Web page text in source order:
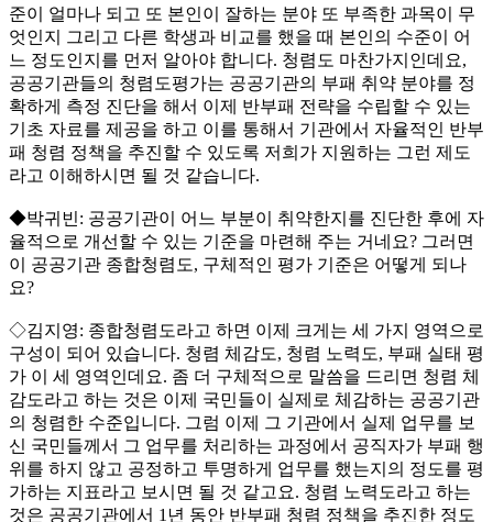
준이 얼마나 되고 또 본인이 잘하는 분야 또 부족한 과목이 무
엇인지 그리고 다른 학생과 비교를 했을 때 본인의 수준이 어
느 정도인지를 먼저 알아야 합니다. 청렴도 마찬가지인데요,
공공기관들의 청렴도평가는 공공기관의 부패 취약 분야를 정
확하게 측정 진단을 해서 이제 반부패 전략을 수립할 수 있는
기초 자료를 제공을 하고 이를 통해서 기관에서 자율적인 반부
패 청렴 정책을 추진할 수 있도록 저희가 지원하는 그런 제도
라고 이해하시면 될 것 같습니다.
◆박귀빈: 공공기관이 어느 부분이 취약한지를 진단한 후에 자
율적으로 개선할 수 있는 기준을 마련해 주는 거네요? 그러면
이 공공기관 종합청렴도, 구체적인 평가 기준은 어떻게 되나
요?
◇김지영: 종합청렴도라고 하면 이제 크게는 세 가지 영역으로
구성이 되어 있습니다. 청렴 체감도, 청렴 노력도, 부패 실태 평
가 이 세 영역인데요. 좀 더 구체적으로 말씀을 드리면 청렴 체
감도라고 하는 것은 이제 국민들이 실제로 체감하는 공공기관
의 청렴한 수준입니다. 그럼 이제 그 기관에서 실제 업무를 보
신 국민들께서 그 업무를 처리하는 과정에서 공직자가 부패 행
위를 하지 않고 공정하고 투명하게 업무를 했는지의 정도를 평
가하는 지표라고 보시면 될 것 같고요. 청렴 노력도라고 하는
것은 공공기관에서 1년 동안 반부패 청렴 정책을 추진한 정도